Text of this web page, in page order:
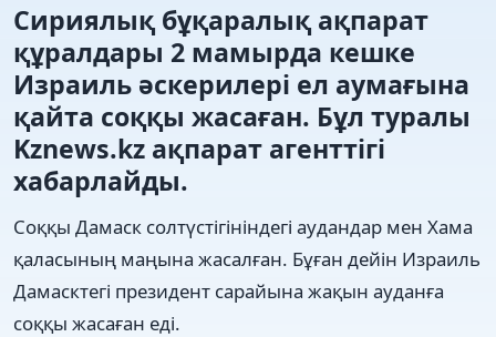
Сириялық бұқаралық ақпарат
құралдары 2 мамырда кешке
Израиль әскерилері ел аумағына
қайта соққы жасаған. Бұл туралы
Kznews.kz ақпарат агенттігі
хабарлайды.
Соққы Дамаск солтүстігініндегі аудандар мен Хама
қаласының маңына жасалған. Бұған дейін Израиль
Дамасктегі президент сарайына жақын ауданға
соққы жасаған еді.